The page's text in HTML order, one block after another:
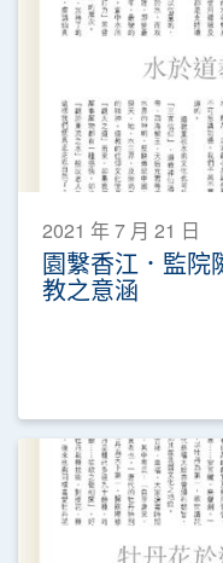
2021 年 7 月 21 日
園繫香江．監
教之意涵